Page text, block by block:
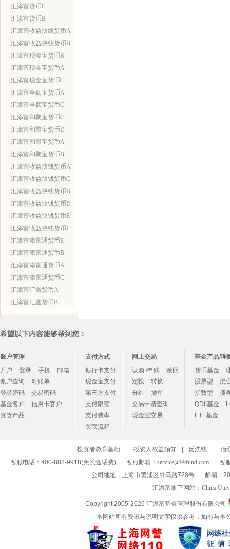
汇添富货币E
汇添富货币B
汇添富收益快线货币A
汇添富收益快线货币B
汇添富现金宝货币B
汇添富现金宝货币A
汇添富现金宝货币C
汇添富全额宝货币A
汇添富全额宝货币C
汇添富和聚宝货币C
汇添富和聚宝货币D
汇添富和聚宝货币A
汇添富和聚宝货币B
汇添富收益快钱货币A
汇添富收益快钱货币C
汇添富收益快钱货币B
汇添富收益快钱货币D
汇添富收益快钱货币E
汇添富收益快钱货币F
汇添富添富通货币E
汇添富添富通货币B
汇添富添富通货币A
汇添富添富通货币C
汇添富汇鑫货币A
汇添富汇鑫货币B
希望以下内容能够帮到您：
账户管理
开户
登录 手机
邮箱
账户查询
对账单
登录密码
交易密码
基金客户
信用卡客户
资管产品
支付方式
银行卡支付
现金宝支付
第三方支付
支付限额
支付费率
关联流程
网上交易
认购 /申购
赎回
定投
转换
分红
撤单
交易申请查询
现金宝交易
基金产品/理
货币基金
股票型
混
指数型
债
QDII基金
ETF基金
投资者教育基地 投资人权益须知 反洗钱
治
客服电话：400-888-9918(免长途话费)
客服邮箱： service@99fund.com
客
公司地址：上海市黄浦区外马路728号
邮编：
汇添富旗下网站： China
Copyright 2005-2026 汇添富基金管理股份有限公司
本网站所有资讯与说明文字仅供参考，如有与本